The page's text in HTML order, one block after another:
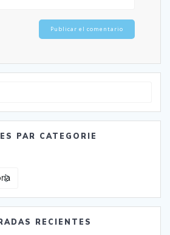
PAR CATEGORIE
RECIENTES